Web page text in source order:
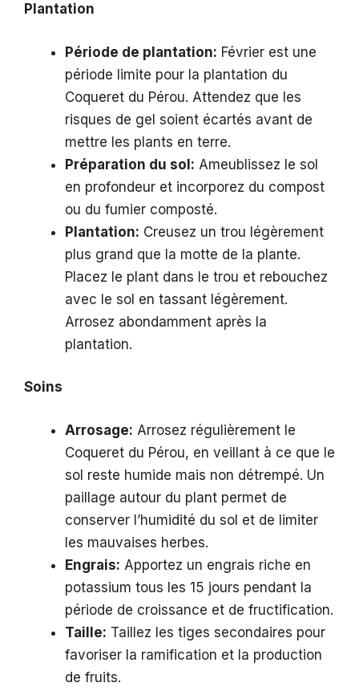
Plantation
Période de plantation: Février est une
période limite pour la plantation du
Coqueret du Pérou. Attendez que les
risques de gel soient écartés avant de
mettre les plants en terre.
Préparation du sol: Ameublissez le sol
en profondeur et incorporez du compost
ou du fumier composté.
Plantation: Creusez un trou légèrement
plus grand que la motte de la plante.
Placez le plant dans le trou et rebouchez
avec le sol en tassant légèrement.
Arrosez abondamment après la
plantation.
Soins
Arrosage: Arrosez régulièrement le
Coqueret du Pérou, en veillant à ce que le
sol reste humide mais non détrempé. Un
paillage autour du plant permet de
conserver l’humidité du sol et de limiter
les mauvaises herbes.
Engrais: Apportez un engrais riche en
potassium tous les 15 jours pendant la
période de croissance et de fructification.
Taille: Taillez les tiges secondaires pour
favoriser la ramification et la production
de fruits.